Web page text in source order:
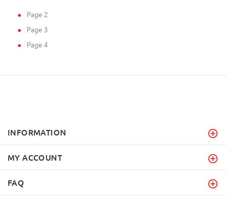
Page 2
Page 3
Page 4
INFORMATION
MY ACCOUNT
FAQ